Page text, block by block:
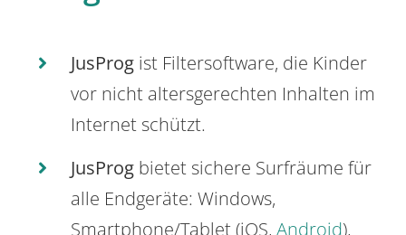
JusProg ist Filtersoftware, die Kinder
vor nicht altersgerechten Inhalten im
Internet schützt.
JusProg bietet sichere Surfräume für
alle Endgeräte: Windows,
Smartphone/Tablet (iOS, Android),